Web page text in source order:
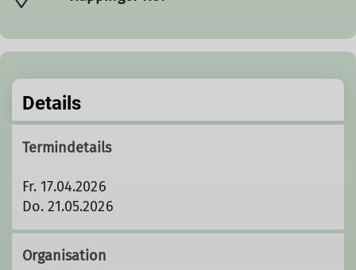
Details
Termindetails
Fr. 17.04.2026
Do. 21.05.2026
Organisation